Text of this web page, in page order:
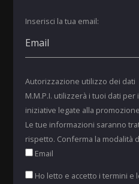
Inserisci la tua email:
Autorizzazione utilizzo dei dati
M.M.P.I. utilizzerà i tuoi dati
iniziative legate alla
Le tue informazioni saranno
rispetto. Conferma la modalità
Email
Ho letto e accetto i termini e